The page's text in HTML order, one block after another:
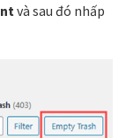
và sau đó nhấp